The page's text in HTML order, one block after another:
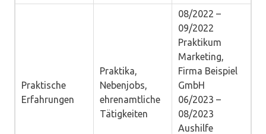
Praktische
Erfahrungen
Praktika,
Nebenjobs,
ehrenamtliche
Tätigkeiten
08/2022 –
09/2022
Praktikum
Marketing,
Firma Beispiel
GmbH
06/2023 –
08/2023
Aushilfe